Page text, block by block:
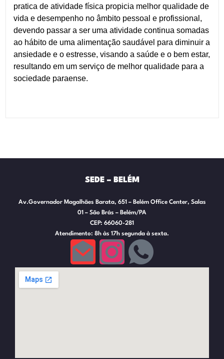
pratica de atividade física propicia melhor qualidade de
vida e desempenho no âmbito pessoal e profissional,
devendo passar a ser uma atividade continua somadas
ao hábito de uma alimentação saudável para diminuir a
ansiedade e o estresse, visando a saúde e o bem estar,
resultando em um serviço de melhor qualidade para a
sociedade paraense.
SEDE – BELÉM
Av.Governador Magalhães Barata, 651 – Belém Office Center, Salas
01 – São Brás – Belém/PA
CEP: 66060-281
Atendimento: 8h às 17h segunda à sexta.